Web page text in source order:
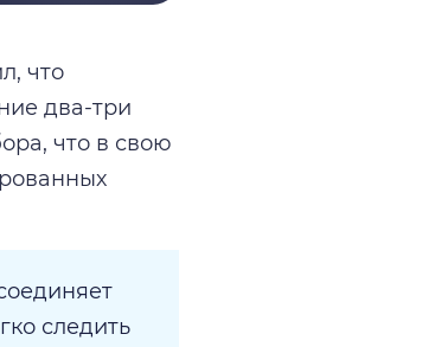
что
два-три
что в свою
следить